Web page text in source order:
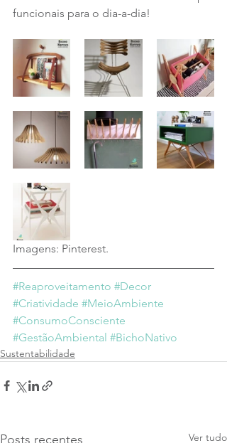
funcionais para o dia-a-dia!
Imagens: Pinterest.
#Reaproveitamento #Decor
#Criatividade #MeioAmbiente
#ConsumoConsciente
#GestãoAmbiental #BichoNativo
Sustentabilidade
Posts recentes Ver tudo